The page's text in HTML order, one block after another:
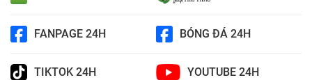
FANPAGE 24H BÓNG ĐÁ 24H
TIKTOK 24H YOUTUBE 24H